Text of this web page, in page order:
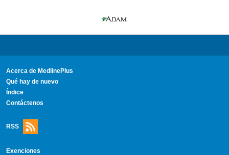
Acerca de MedlinePlus
Qué hay de nuevo
Índice
Contáctenos
RSS
Exenciones